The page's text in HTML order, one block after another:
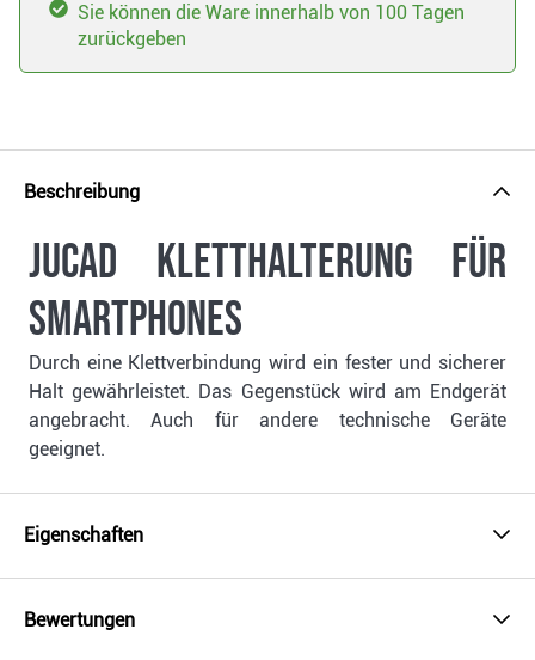
Sie können die Ware innerhalb von 100 Tagen
zurückgeben
Beschreibung
JuCad Kletthalterung für
Smartphones
Durch eine Klettverbindung wird ein fester und sicherer
Halt gewährleistet. Das Gegenstück wird am Endgerät
angebracht. Auch für andere technische Geräte
geeignet.
Eigenschaften
Bewertungen